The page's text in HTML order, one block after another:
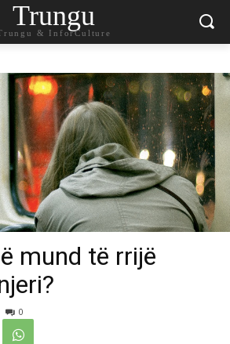
Trungu
& InforCulture
mund të rrijë
0